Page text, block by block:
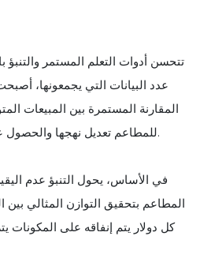
تتحسن أدوات التعلم المستمر والتنبؤ
عدد البيانات التي يجمعونها،
المقارنة المستمرة بين المبيعات
للمطاعم تعديل نهجها والحصول على مزيد من الدقة كل أسبوع.
في الأساس، يحول التنبؤ عدم
المطاعم بتحقيق التوازن المثالي
كل دولار يتم إنفاقه على المكونات